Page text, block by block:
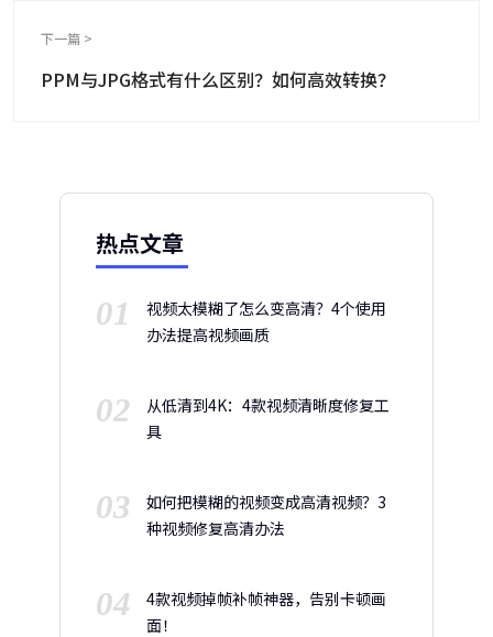
下一篇 >
PPM与JPG格式有什么区别？如何高效转换？
热点文章
01
视频太模糊了怎么变高清？4个使用
办法提高视频画质
02
从低清到4K：4款视频清晰度修复工
具
03
如何把模糊的视频变成高清视频？3
种视频修复高清办法
04
4款视频掉帧补帧神器，告别卡顿画
面！